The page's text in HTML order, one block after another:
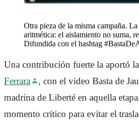
Otra pieza de la misma campaña. La
aritmética: el aislamiento no suma,
Difundida con el hashtag
Una contribución fuerte la aportó
Ferrara
, con el video Basta de
madrina de Liberté en aquella
momento crítico para evitar el